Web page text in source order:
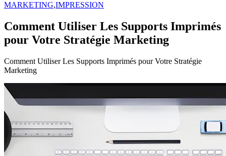
MARKETING,IMPRESSION
Comment Utiliser Les Supports Imprimés
pour Votre Stratégie Marketing
Comment Utiliser Les Supports Imprimés pour Votre Stratégie
Marketing